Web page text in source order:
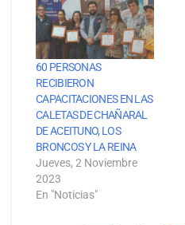
60 PERSONAS
RECIBIERON
CAPACITACIONES EN LAS
CALETAS DE CHAÑARAL
DE ACEITUNO, LOS
BRONCOS Y LA REINA
Jueves, 2 Noviembre
2023
En "Noticias"